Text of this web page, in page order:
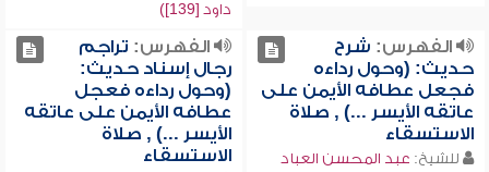
داود [139])
الفهرس: شرح
حديث: (وحول رداءه
فجعل عطافه الأيمن على
عاتقه الأيسر ...) , صلاة
الاستسقاء
للشيخ: عبد المحسن العباد
الفهرس: تراجم
رجال إسناد حديث:
(وحول رداءه فعجل
عطافه الأيمن على عاتقه
الأيسر ...) , صلاة
الاستسقاء